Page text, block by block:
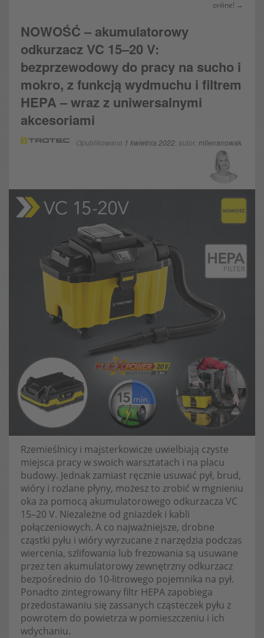
online! →
NOWOŚĆ – akumulatorowy
odkurzacz VC 15–20 V:
bezprzewodowy do pracy na sucho i
mokro, z funkcją wydmuchu i filtrem
HEPA – wraz z uniwersalnymi
akcesoriami
Opublikowano 1 kwietnia 2022 , autor: milenanowak
Rzemieślnicy i majsterkowicze uwielbiają czyste
miejsca pracy w swoich warsztatach i na placu
budowy. Jednak zamiast ręcznie usuwać pył, brud,
wióry i rozlane płyny, możesz to zrobić w mgnieniu
oka za pomocą akumulatorowego odkurzacza VC
15–20 V. Niezależne od gniazdek i kabli
połączeniowych. A co najważniejsze, drobne
cząstki pyłu i wióry wyrzucane z narzędzia podczas
wiercenia, szlifowania lub frezowania są usuwane
przez ten akumulatorowy zewnętrzny odkurzacz
bezpośrednio do 10-litrowego pojemnika na pył.
Ponadto zintegrowany filtr HEPA zapobiega
przedostawaniu się zassanych cząsteczek pyłu z
powrotem do powietrza w pomieszczeniu i ich
wdychaniu.